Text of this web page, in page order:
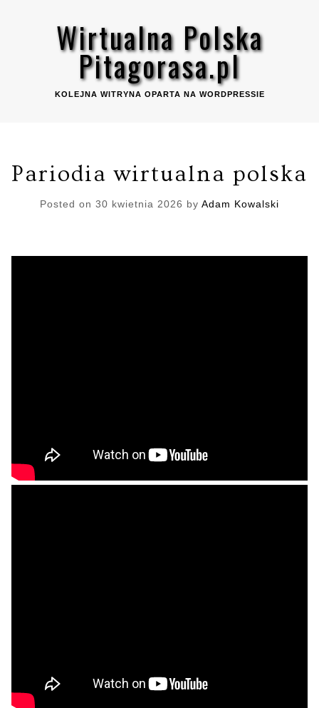
Wirtualna Polska
Pitagorasa.pl
KOLEJNA WITRYNA OPARTA NA WORDPRESSIE
Pariodia wirtualna polska
Posted on 30 kwietnia 2026 by Adam Kowalski